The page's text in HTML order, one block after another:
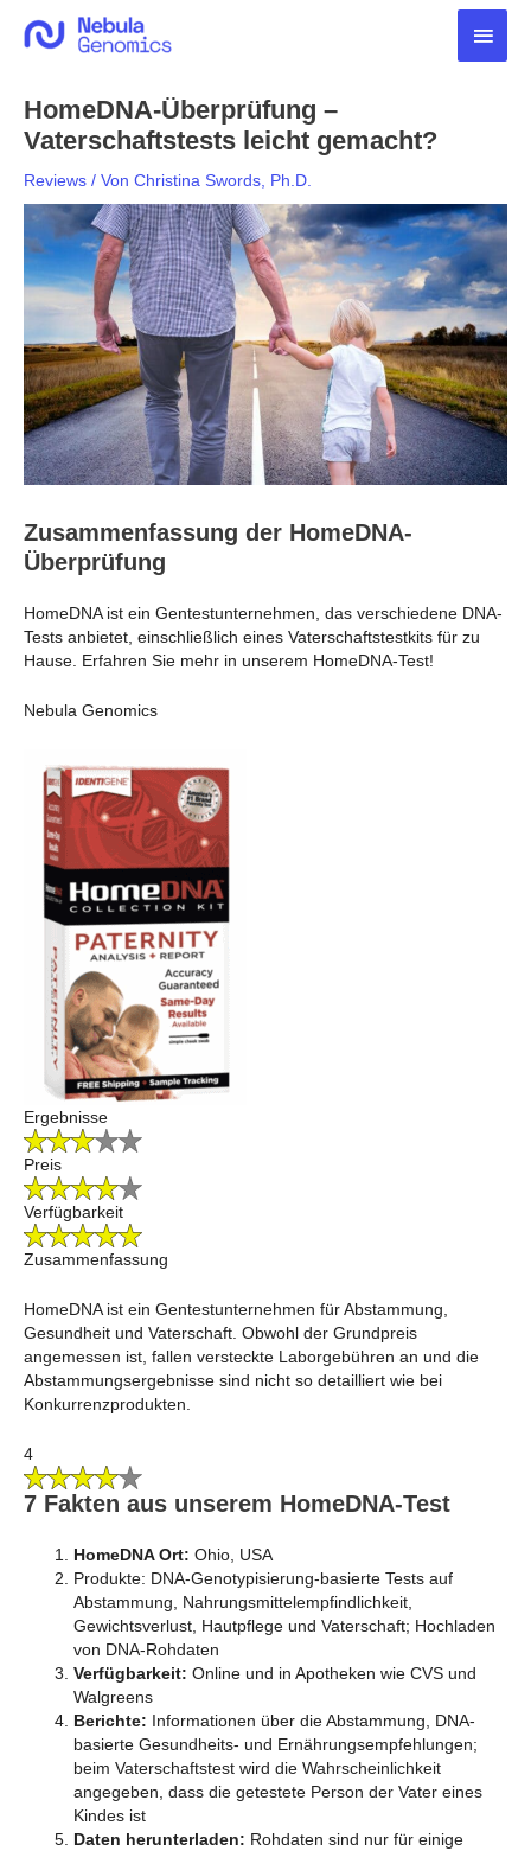
Inhalt
HomeDNA-Überprüfung –
Vaterschaftstests leicht gemacht?
Reviews / Von Christina Swords, Ph.D.
Zusammenfassung der HomeDNA-
Überprüfung
HomeDNA ist ein Gentestunternehmen, das verschiedene DNA-
Tests anbietet, einschließlich eines Vaterschaftstestkits für zu
Hause. Erfahren Sie mehr in unserem HomeDNA-Test!
Nebula Genomics
Ergebnisse
Preis
Verfügbarkeit
Zusammenfassung
HomeDNA ist ein Gentestunternehmen für Abstammung,
Gesundheit und Vaterschaft. Obwohl der Grundpreis
angemessen ist, fallen versteckte Laborgebühren an und die
Abstammungsergebnisse sind nicht so detailliert wie bei
Konkurrenzprodukten.
4
7 Fakten aus unserem HomeDNA-Test
HomeDNAOrt: Ohio, USA
Produkte: DNA-Genotypisierung-basierte Tests auf
Abstammung, Nahrungsmittelempfindlichkeit,
Gewichtsverlust, Hautpflege und Vaterschaft; Hochladen
von DNA-Rohdaten
Verfügbarkeit: Online und in Apotheken wie CVS und
Walgreens
Berichte: Informationen über die Abstammung, DNA-
basierte Gesundheits- und Ernährungsempfehlungen;
beim Vaterschaftstest wird die Wahrscheinlichkeit
angegeben, dass die getestete Person der Vater eines
Kindes ist
Daten herunterladen: Rohdaten sind nur für einige